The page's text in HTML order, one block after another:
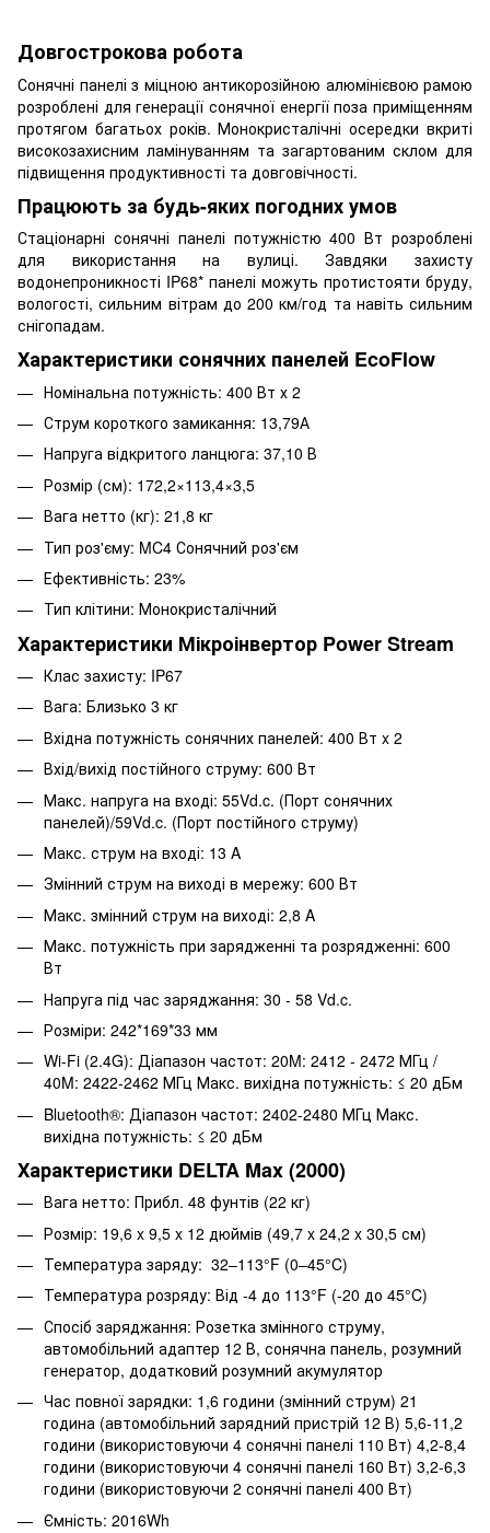
Довгострокова робота
Сонячні панелі з міцною антикорозійною алюмінієвою рамою
розроблені для генерації сонячної енергії поза приміщенням
протягом багатьох років. Монокристалічні осередки вкриті
високозахисним ламінуванням та загартованим склом для
підвищення продуктивності та довговічності.
Працюють за будь-яких погодних умов
Стаціонарні сонячні панелі потужністю 400 Вт розроблені
для використання на вулиці. Завдяки захисту
водонепроникності IP68* панелі можуть протистояти бруду,
вологості, сильним вітрам до 200 км/год та навіть сильним
снігопадам.
Характеристики сонячних панелей EcoFlow
Номінальна потужність: 400 Вт х 2
Струм короткого замикання: 13,79А
Напруга відкритого ланцюга: 37,10 В
Розмір (см): 172,2×113,4×3,5
Вага нетто (кг): 21,8 кг
Тип роз'єму: MC4 Сонячний роз'єм
Ефективність: 23%
Тип клітини: Монокристалічний
Характеристики Мікроінвертор Power Stream
Клас захисту: IP67
Вага: Близько 3 кг
Вхідна потужність сонячних панелей: 400 Вт x 2
Вхід/вихід постійного струму: 600 Вт
Макс. напруга на вході: 55Vd.c. (Порт сонячних
панелей)/59Vd.c. (Порт постійного струму)
Макс. струм на вході: 13 A
Змінний струм на виході в мережу: 600 Вт
Макс. змінний струм на виході: 2,8 A
Макс. потужність при зарядженні та розрядженні: 600
Вт
Напруга під час заряджання: 30 - 58 Vd.c.
Розміри: 242*169*33 мм
Wi-Fi (2.4G): Діапазон частот: 20M: 2412 - 2472 МГц /
40M: 2422-2462 МГц Макс. вихідна потужність: ≤ 20 дБм
Bluetooth®: Діапазон частот: 2402-2480 МГц Макс.
вихідна потужність: ≤ 20 дБм
Характеристики DELTA Max (2000)
Вага нетто: Прибл. 48 фунтів (22 кг)
Розмір: 19,6 x 9,5 x 12 дюймів (49,7 x 24,2 x 30,5 см)
Температура заряду: 32–113°F (0–45°C)
Температура розряду: Від -4 до 113°F (-20 до 45°C)
Спосіб заряджання: Розетка змінного струму,
автомобільний адаптер 12 В, сонячна панель, розумний
генератор, додатковий розумний акумулятор
Час повної зарядки: 1,6 години (змінний струм) 21
година (автомобільний зарядний пристрій 12 В) 5,6-11,2
години (використовуючи 4 сонячні панелі 110 Вт) 4,2-8,4
години (використовуючи 4 сонячні панелі 160 Вт) 3,2-6,3
години (використовуючи 2 сонячні панелі 400 Вт)
Ємність: 2016Wh